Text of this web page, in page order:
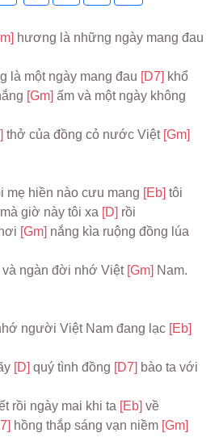
là một ngày mang đau [D7] khổ
[Gm] ấm và một ngày không
thở của đồng cỏ nước Việt
mẹ hiền nào cưu mang [Eb] tôi
giờ này tôi xa [D] rồi
[Gm] nắng kìa ruộng đồng lúa
ngàn đời nhớ Việt [Gm]
người Việt Nam đang lạc
[D] quý tình đồng [D7]
rồi ngày mai khi ta [Eb] về
hồng thắp sáng vạn niềm